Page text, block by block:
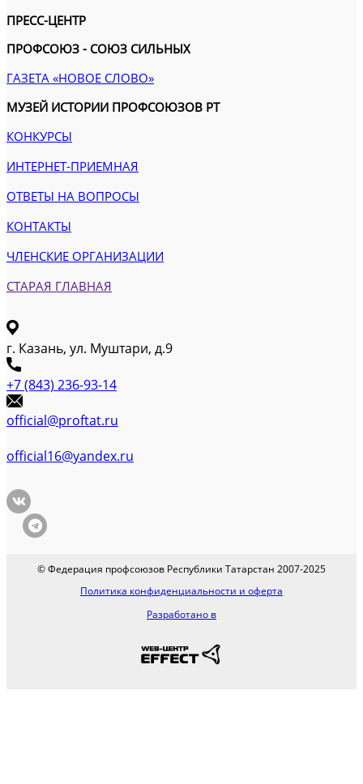
ПРЕСС-ЦЕНТР
ПРОФСОЮЗ - СОЮЗ СИЛЬНЫХ
ГАЗЕТА «НОВОЕ СЛОВО»
МУЗЕЙ ИСТОРИИ ПРОФСОЮЗОВ РТ
КОНКУРСЫ
ИНТЕРНЕТ-ПРИЕМНАЯ
ОТВЕТЫ НА ВОПРОСЫ
КОНТАКТЫ
ЧЛЕНСКИЕ ОРГАНИЗАЦИИ
СТАРАЯ ГЛАВНАЯ
г. Казань, ул. Муштари, д.9
+7 (843) 236-93-14
official@proftat.ru
official16@yandex.ru
© Федерация профсоюзов Республики Татарстан 2007-2025
Политика конфиденциальности и оферта
Разработано в